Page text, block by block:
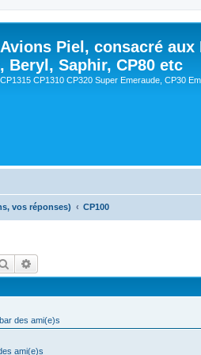
Piel, consacré
Beryl, Saphir, CP80 etc
CP1310 CP320 Super Emeraude, CP30
vos réponses) CP100
Rechercher
des ami(e)s
ami(e)s